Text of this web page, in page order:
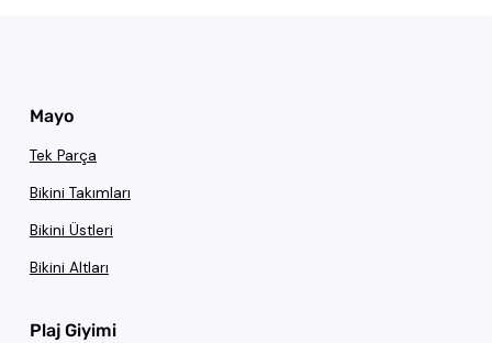
Mayo
Tek Parça
Bikini Takımları
Bikini Üstleri
Bikini Altları
Plaj Giyimi